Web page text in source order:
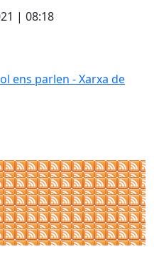
| 08:18
ens parlen - Xarxa de